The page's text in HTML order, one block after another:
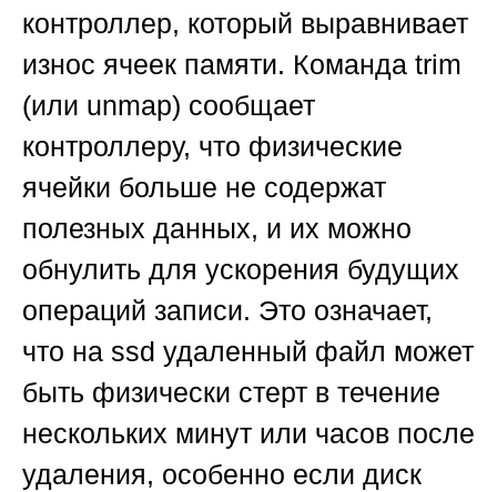
контроллер, который выравнивает
износ ячеек памяти. Команда trim
(или unmap) сообщает
контроллеру, что физические
ячейки больше не содержат
полезных данных, и их можно
обнулить для ускорения будущих
операций записи. Это означает,
что на ssd удаленный файл может
быть физически стерт в течение
нескольких минут или часов после
удаления, особенно если диск